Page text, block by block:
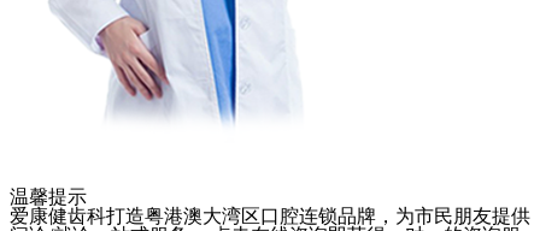
温馨提示
爱康健齿科打造粤港澳大湾区口腔连锁品牌，为市民朋友提供